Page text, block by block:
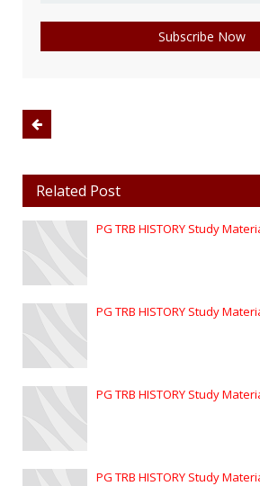
Related Post
PG TRB HISTORY Study
PG TRB HISTORY Study
PG TRB HISTORY Study
PG TRB HISTORY Study